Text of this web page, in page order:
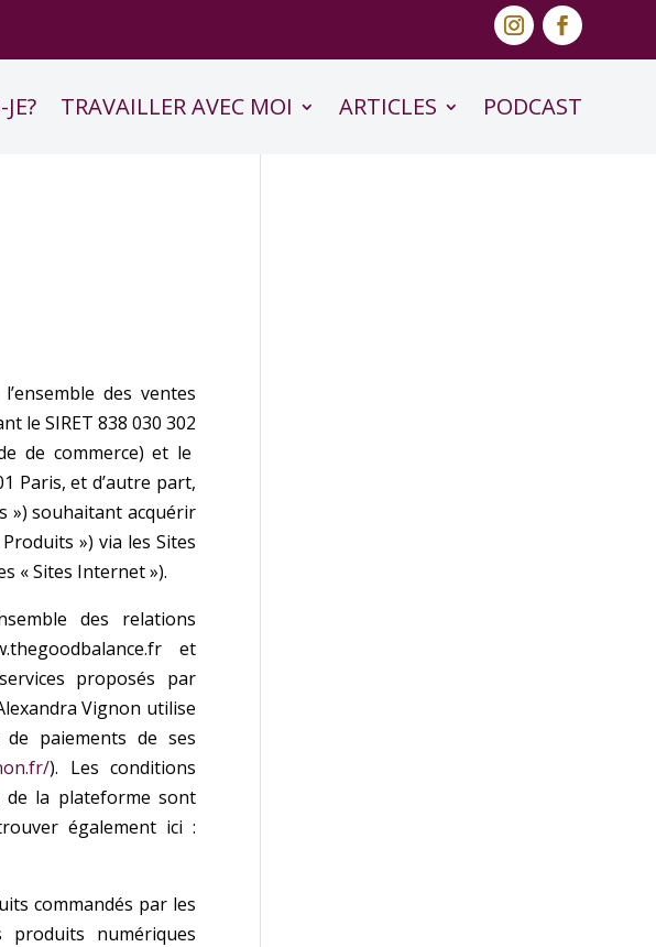
TRAVAILLER AVEC MOI ARTICLES PODCAST
desventes
le SIRET 838 030 302
de commerce) et le
Paris, et d’autre part,
») souhaitant acquérir
») via les Sites
« Sites Internet »).
des relations
et
proposés par
Vignon utilise
paiements de ses
). Les conditions
de la plateforme sont
également ici :
commandés par les
produits numériques